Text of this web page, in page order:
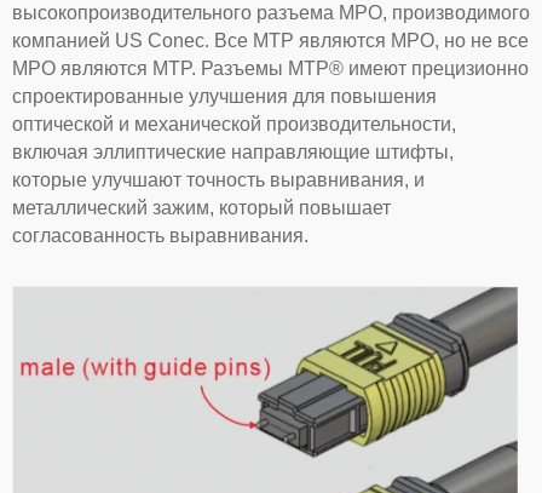
высокопроизводительного разъема MPO, производимого
компанией US Conec. Все MTP являются MPO, но не все
MPO являются MTP. Разъемы MTP® имеют прецизионно
спроектированные улучшения для повышения
оптической и механической производительности,
включая эллиптические направляющие штифты,
которые улучшают точность выравнивания, и
металлический зажим, который повышает
согласованность выравнивания.